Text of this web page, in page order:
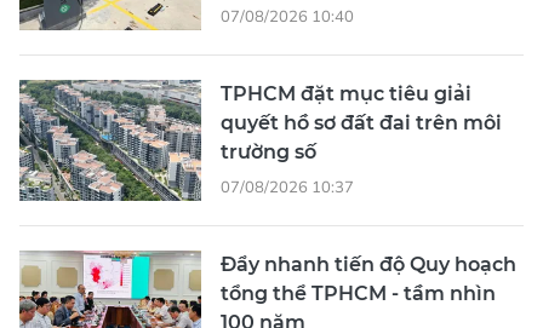
07/08/2026 10:40
TPHCM đặt mục tiêu giải
quyết hồ sơ đất đai trên môi
trường số
07/08/2026 10:37
Đẩy nhanh tiến độ Quy hoạch
tổng thể TPHCM - tầm nhìn
100 năm